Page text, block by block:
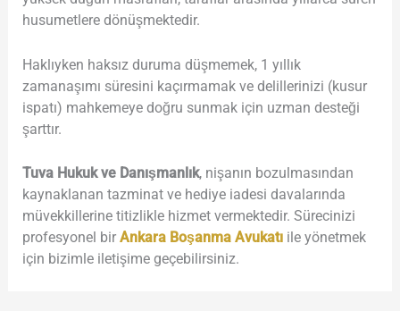
husumetlere dönüşmektedir.
Haklıyken haksız duruma düşmemek, 1 yıllık
zamanaşımı süresini kaçırmamak ve delillerinizi (kusur
ispatı) mahkemeye doğru sunmak için uzman desteği
şarttır.
Tuva Hukuk ve Danışmanlık, nişanın bozulmasından
kaynaklanan tazminat ve hediye iadesi davalarında
müvekkillerine titizlikle hizmet vermektedir. Sürecinizi
profesyonel bir Ankara Boşanma Avukatıile yönetmek
için bizimle iletişime geçebilirsiniz.